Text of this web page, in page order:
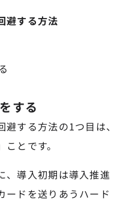
避する方法
する
する方法の1つ目は、
とです。
、導入初期は導入推進
ードを送りあうハード